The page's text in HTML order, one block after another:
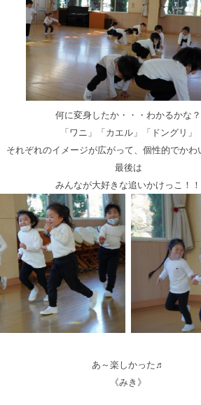
何に変身したか・・・わかるかな？
「ワニ」「カエル」「ドングリ」
それぞれのイメージが広がって、個性的でか
最後は
みんなが大好きな追いかけっこ！！
あ～楽しかった♬
《みき》